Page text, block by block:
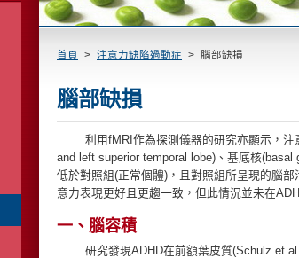
首頁 > 注意力缺陷過動症 > 腦部缺損
腦部缺損
利用fMRI作為探測儀器的研究亦顯示，注
and left superior temporal lobe)、基底核
低於對照組(正常個體)，且對照組所呈現的腦
意力表現更好且更趨一致，但此情況並未在
一、腦容積
研究發現ADHD在前額葉皮質(Schulz et al.,